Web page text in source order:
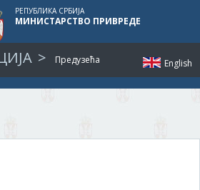
English
РЕПУБЛИКА СРБИЈА
МИНИСТАРСТВО ПРИВРЕДЕ
Предузећа